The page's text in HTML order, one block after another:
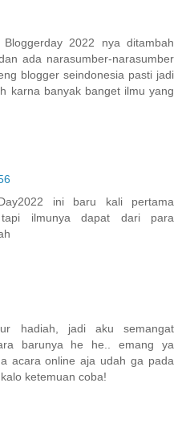
2022 nya ditambah
ada narasumber-narasumber
blogger seindonesia pasti jadi
karna banyak banget ilmu yang
ini baru kali pertama
tapi ilmunya dapat dari para
hadiah, jadi aku semangat
barunya he he.. emang ya
acara online aja udah ga pada
ketemuan coba!